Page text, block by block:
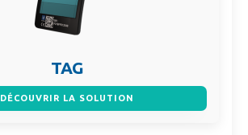
TAG
DÉCOUVRIR LA SOLUTION